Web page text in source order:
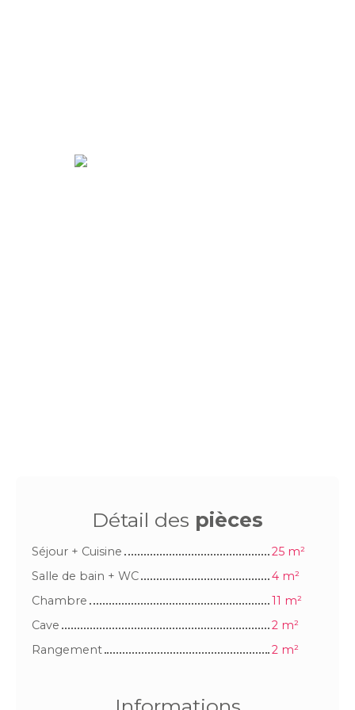
Détail des pièces
Séjour + Cuisine
25 m²
Salle de bain + WC
4 m²
Chambre
11 m²
Cave
2 m²
Rangement
2 m²